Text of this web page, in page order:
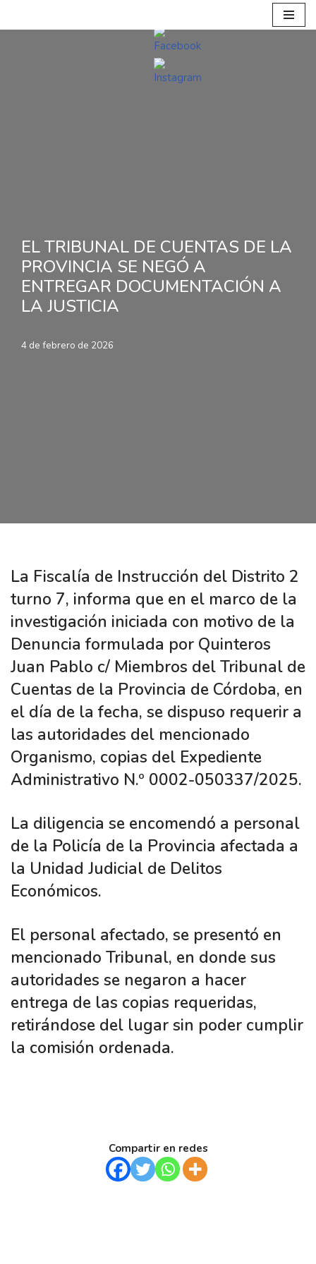
EL TRIBUNAL DE CUENTAS DE LA
PROVINCIA SE NEGÓ A
ENTREGAR DOCUMENTACIÓN A
LA JUSTICIA
4 de febrero de 2026
La Fiscalía de Instrucción del Distrito 2
turno 7, informa que en el marco de la
investigación iniciada con motivo de la
Denuncia formulada por Quinteros
Juan Pablo c/ Miembros del Tribunal de
Cuentas de la Provincia de Córdoba, en
el día de la fecha, se dispuso requerir a
las autoridades del mencionado
Organismo, copias del Expediente
Administrativo N.º 0002-050337/2025.
La diligencia se encomendó a personal
de la Policía de la Provincia afectada a
la Unidad Judicial de Delitos
Económicos.
El personal afectado, se presentó en
mencionado Tribunal, en donde sus
autoridades se negaron a hacer
entrega de las copias requeridas,
retirándose del lugar sin poder cumplir
la comisión ordenada.
Compartir en redes